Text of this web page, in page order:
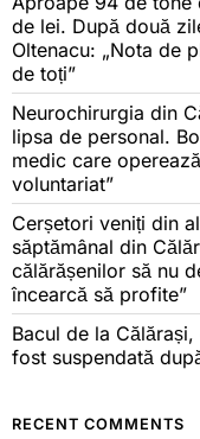
de lei. După două
Oltenacu: „Nota de
de toți”
Neurochirurgia din
lipsa de personal.
medic care
voluntariat”
Cerșetori veniți din
săptămânal din
călărășenilor să nu
încearcă să profite”
Bacul de la
fost suspendată
RECENT COMMENTS